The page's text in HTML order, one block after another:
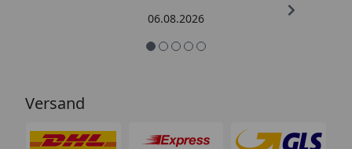
06.08.2026
Versand